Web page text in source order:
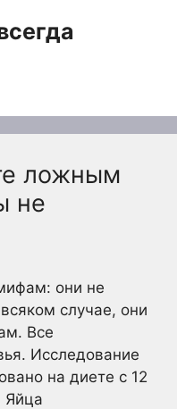
ложным
не
они не
случае, они
Все
Исследование
на диете с 12
Яйца